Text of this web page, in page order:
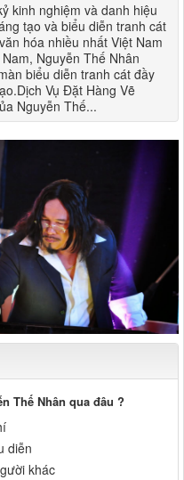
kinh nghiệm và danh hiệu
tạo và biểu diễn tranh cát
hóa nhiều nhất Việt Nam
Nguyễn Thế Nhân
biểu diễn tranh cát đầy
Vụ Đặt Hàng Vẽ
Nguyễn Thế...
Thế Nhân qua đâu ?
diễn
khác